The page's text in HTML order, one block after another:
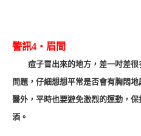
警訊4‧眉間
痘子冒出來的地方，差一吋差很
問題，仔細想想平常是否會有胸悶
醫外，平時也要避免激烈的運動，
酒。